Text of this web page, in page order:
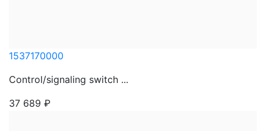
1537170000
Control/signaling switch ...
37 689 ₽